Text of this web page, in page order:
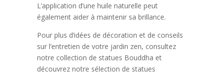
L’application d’une huile naturelle peut
également aider à maintenir sa brillance.
Pour plus d’idées de décoration et de conseils
sur l’entretien de votre jardin zen, consultez
notre collection de statues Bouddha et
découvrez notre sélection de statues